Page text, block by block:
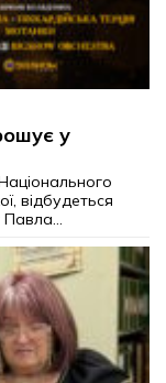
у
відбудеться
Павла...